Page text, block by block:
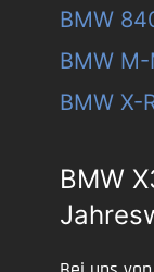
BMW
BMW
BMW X-
BMW